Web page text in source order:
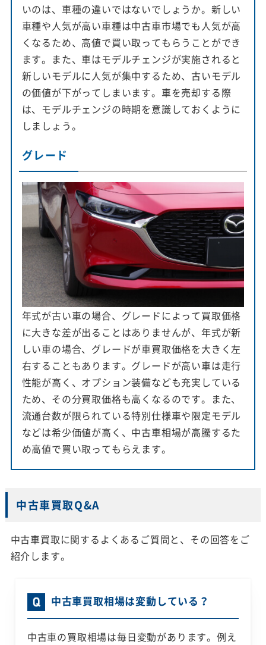
いのは、車種の違いではないでしょうか。新しい
車種や人気が高い車種は中古車市場でも人気が高
くなるため、高値で買い取ってもらうことができ
ます。また、車はモデルチェンジが実施されると
新しいモデルに人気が集中するため、古いモデル
の価値が下がってしまいます。車を売却する際
は、モデルチェンジの時期を意識しておくように
しましょう。
グレード
年式が古い車の場合、グレードによって買取価格
に大きな差が出ることはありませんが、年式が新
しい車の場合、グレードが車買取価格を大きく左
右することもあります。グレードが高い車は走行
性能が高く、オプション装備なども充実している
ため、その分買取価格も高くなるのです。また、
流通台数が限られている特別仕様車や限定モデル
などは希少価値が高く、中古車相場が高騰するた
め高値で買い取ってもらえます。
中古車買取Q&A
中古車買取に関するよくあるご質問と、その回答をご
紹介します。
中古車買取相場は変動している？
中古車の買取相場は毎日変動があります。例え